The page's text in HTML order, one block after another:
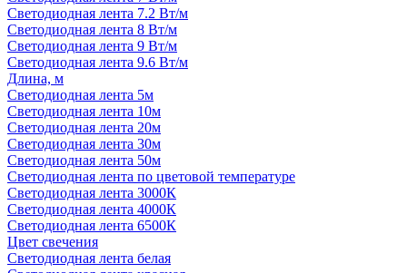
Светодиодная лента 7.2 Вт/м
Светодиодная лента 8 Вт/м
Светодиодная лента 9 Вт/м
Светодиодная лента 9.6 Вт/м
Длина, м
Светодиодная лента 5м
Светодиодная лента 10м
Светодиодная лента 20м
Светодиодная лента 30м
Светодиодная лента 50м
Светодиодная лента по цветовой температуре
Светодиодная лента 3000К
Светодиодная лента 4000К
Светодиодная лента 6500К
Цвет свечения
Светодиодная лента белая